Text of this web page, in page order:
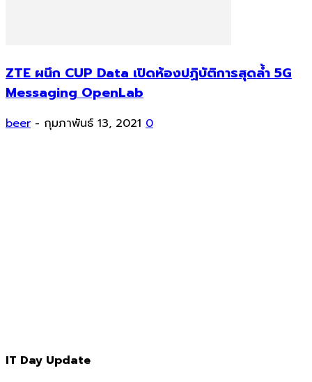
ZTE ผนึก CUP Data เปิดห้องปฏิบัติการสุดล้ำ 5G
Messaging OpenLab
beer - กุมภาพันธ์ 13, 2021 0
IT Day Update